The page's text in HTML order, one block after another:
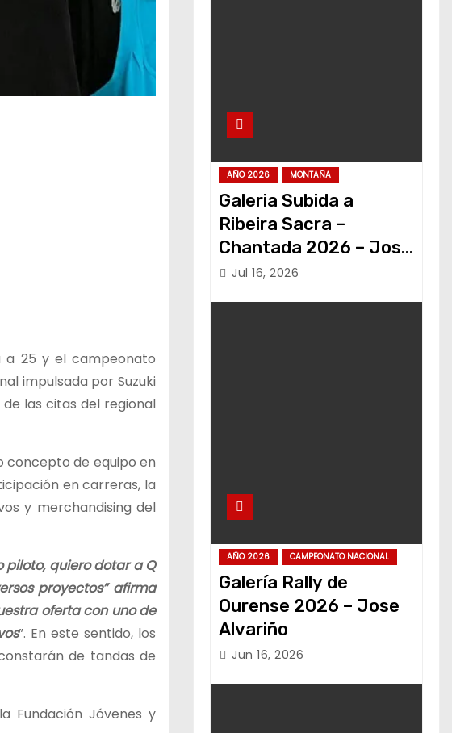
a 25 y el campeonato
impulsada por Suzuki
las citas del regional
concepto de equipo en
en carreras, la
y merchandising del
quiero dotar a Q
proyectos” afirma
oferta con uno de
”. En este sentido, los
de tandas de
Fundación Jóvenes y
AÑO 2026 MONTAÑA
Galeria Subida a
Ribeira Sacra –
Chantada 2026 – Jose
Alvariño
Jul 16, 2026
AÑO 2026 CAMPEONATO NACIONAL
Galería Rally de
Ourense 2026 – Jose
Alvariño
Jun 16, 2026